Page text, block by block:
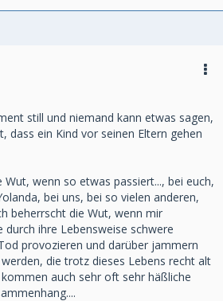
still und niemand kann etwas sagen,
dass ein Kind vor seinen Eltern gehen
Wut, wenn so etwas passiert..., bei euch,
bei uns, bei so vielen anderen,
beherrscht die Wut, wenn mir
durch ihre Lebensweise schwere
provozieren und darüber jammern
die trotz dieses Lebens recht alt
kommen auch sehr oft sehr häßliche